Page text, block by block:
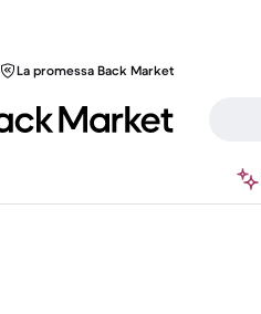
La promessa Back Market